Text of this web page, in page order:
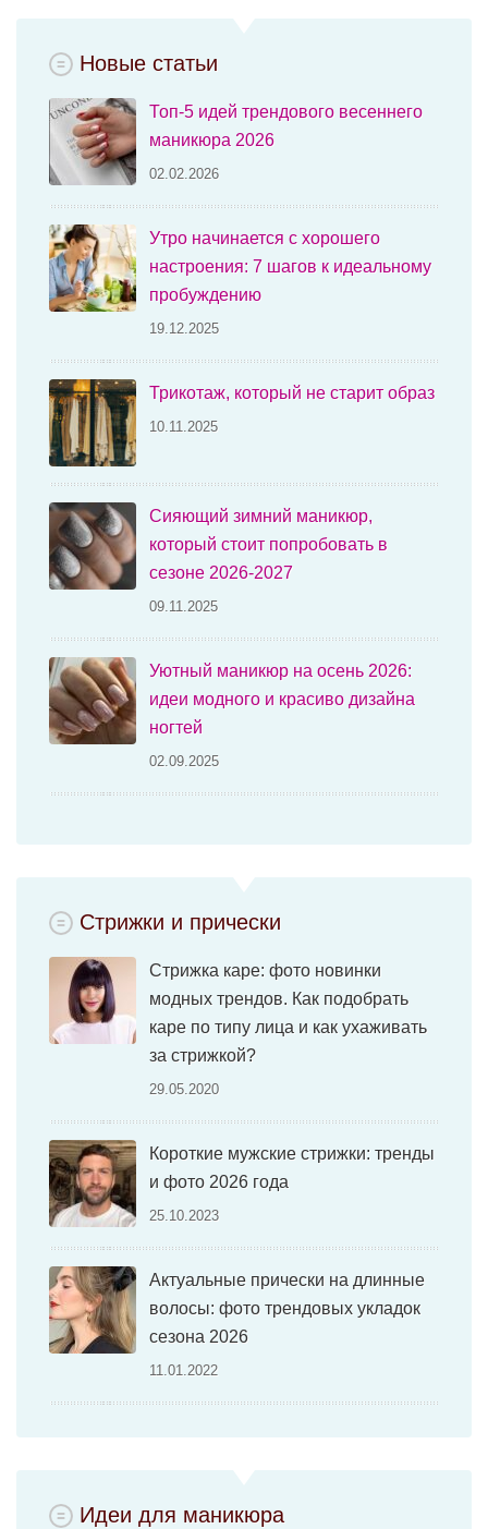
Новые статьи
Топ-5 идей трендового весеннего
маникюра 2026
02.02.2026
Утро начинается с хорошего
настроения: 7 шагов к идеальному
пробуждению
19.12.2025
Трикотаж, который не старит образ
10.11.2025
Сияющий зимний маникюр,
который стоит попробовать в
сезоне 2026-2027
09.11.2025
Уютный маникюр на осень 2026:
идеи модного и красиво дизайна
ногтей
02.09.2025
Стрижки и прически
Стрижка каре: фото новинки
модных трендов. Как подобрать
каре по типу лица и как ухаживать
за стрижкой?
29.05.2020
Короткие мужские стрижки: тренды
и фото 2026 года
25.10.2023
Актуальные прически на длинные
волосы: фото трендовых укладок
сезона 2026
11.01.2022
Идеи для маникюра